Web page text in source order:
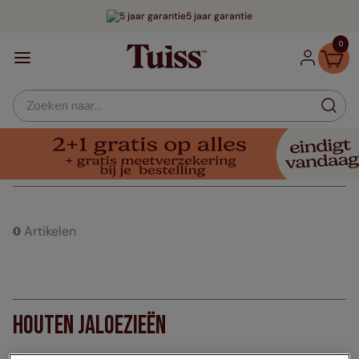
5 jaar garantie
0
Zoeken naar...
0 Artikelen
Houten Jaloezieën